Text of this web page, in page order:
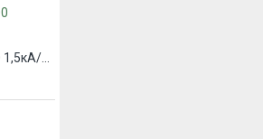
Амперметр Д1500 1,5кА/5А